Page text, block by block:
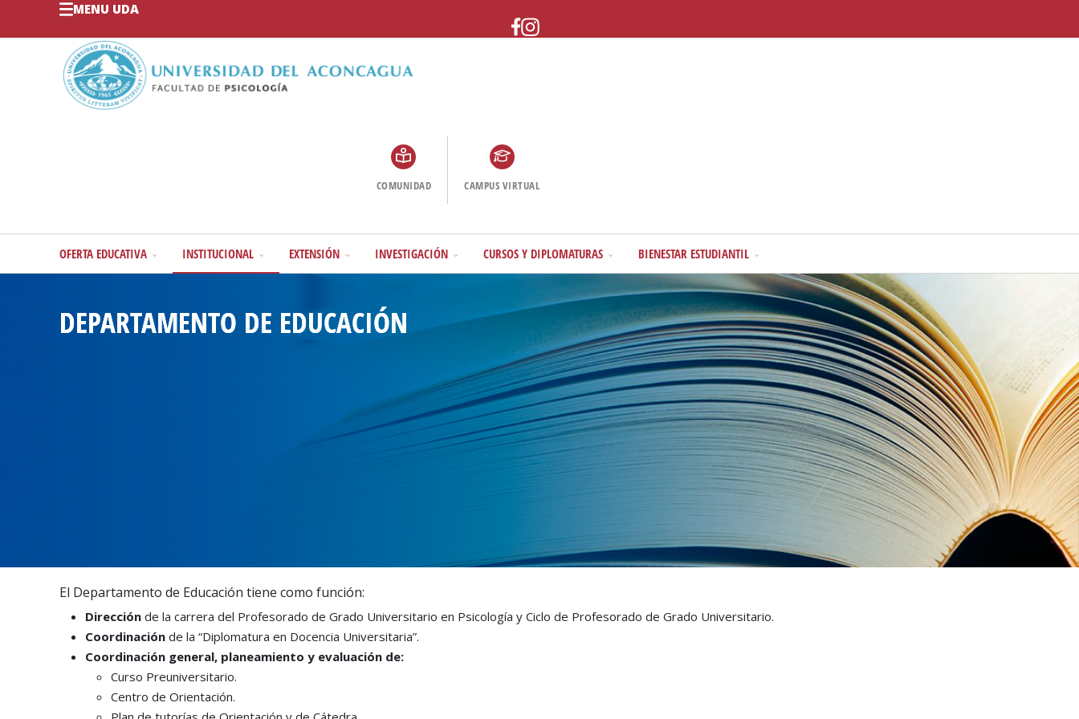
MENU UDA
COMUNIDAD CAMPUS VIRTUAL
OFERTA EDUCATIVA INSTITUCIONAL EXTENSIÓN INVESTIGACIÓN CURSOS Y DIPLOMATURAS BIENESTAR ESTUDIANTIL
DEPARTAMENTO DE EDUCACIÓN
El Departamento de Educación tiene como función:
Dirección de la carrera del Profesorado de Grado Universitario en Psicología y Ciclo de Profesorado de Grado Universitario.
Coordinación de la “Diplomatura en Docencia Universitaria”.
Coordinación general, planeamiento y evaluación de:
Curso Preuniversitario.
Centro de Orientación.